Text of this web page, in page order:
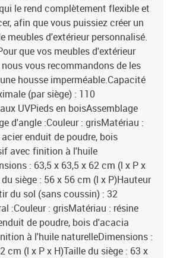
le rend complètement flexible et
afin que vous puissiez créer un
meubles d'extérieur personnalisé.
que vos meubles d'extérieur
vous recommandons de les
housse imperméable.Capacité
(par siège) : 110
UVPieds en boisAssemblage
d'angle :Couleur : grisMatériau :
acier enduit de poudre, bois
avec finition à l'huile
: 63,5 x 63,5 x 62 cm (l x P x
siège : 56 x 56 cm (l x P)Hauteur
du sol (sans coussin) : 32
:Couleur : grisMatériau : résine
de poudre, bois d'acacia
à l'huile naturelleDimensions :
cm (l x P x H)Taille du siège : 63 x